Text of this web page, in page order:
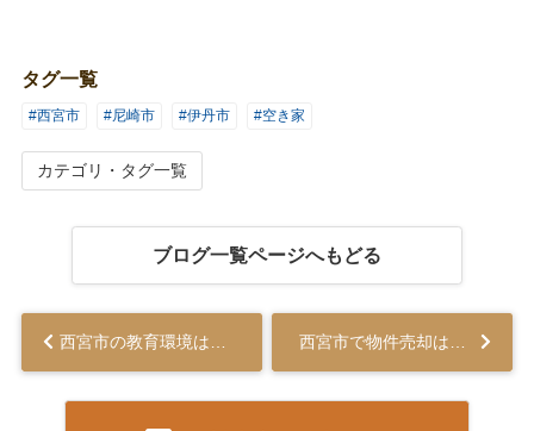
タグ一覧
#西宮市 #尼崎市 #伊丹市 #空き家
カテゴリ・タグ一覧
ブログ一覧ページへもどる